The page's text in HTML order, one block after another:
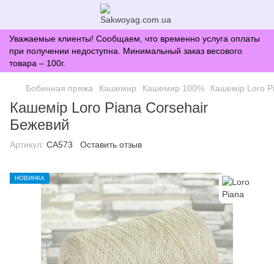
Уважаемые клиенты! Сообщаем, что временно услуга оплаты
при получении недоступна. Минимальный заказ весового
товара – 100г.
Бобинная пряжа Кашемир Кашемир 100% Кашемір Loro
Кашемір Loro Piana Corsehair
Бежевий
Артикул: CA573 Оставить отзыв
НОВИНКА